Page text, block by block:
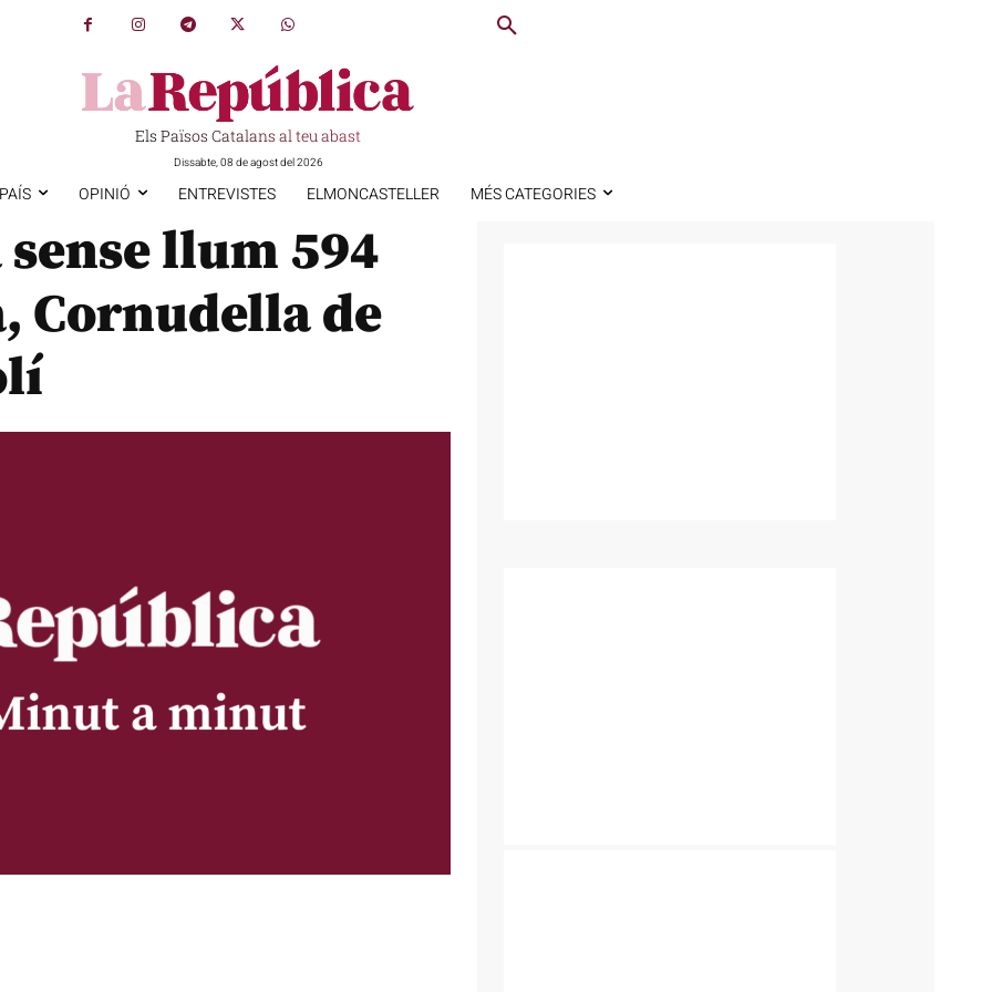
Els Països Catalans al teu abast
Dissabte, 08 de agost del 2026
OPINIÓ ENTREVISTES ELMONCASTELLER MÉS CATEGORIES
llum 594
Cornudella de